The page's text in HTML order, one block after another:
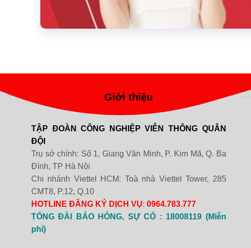
Giới thiệu
TẬP ĐOÀN CÔNG NGHIỆP VIỄN THÔNG QUÂN
ĐỘI
Trụ sở chính: Số 1, Giang Văn Minh, P. Kim Mã, Q. Ba
Đình, TP Hà Nội
Chi nhánh Viettel HCM: Toà nhà Viettel Tower, 285
CMT8, P.12, Q.10
HOTLINE ĐĂNG KÝ DỊCH VỤ: 0964.783.777
TỔNG ĐÀI BÁO HỎNG, SỰ CỐ : 18008119 (Miễn
phí)